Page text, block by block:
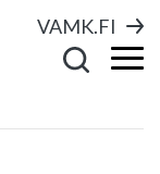
VAMK.FI